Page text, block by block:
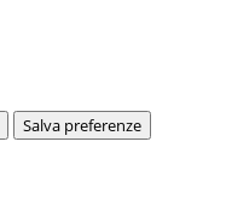
Salva preferenze